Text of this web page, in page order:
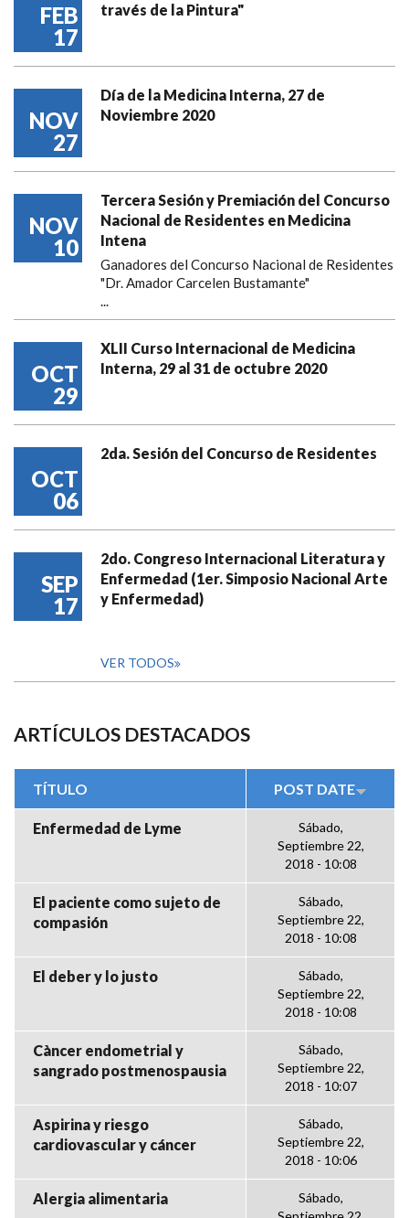
FEB
17
través de la Pintura"
NOV
27
Día de la Medicina Interna, 27 de
Noviembre 2020
NOV
10
Tercera Sesión y Premiación del Concurso
Nacional de Residentes en Medicina
Intena
Ganadores del Concurso Nacional de Residentes
"Dr. Amador Carcelen Bustamante"
...
OCT
29
XLII Curso Internacional de Medicina
Interna, 29 al 31 de octubre 2020
OCT
06
2da. Sesión del Concurso de Residentes
SEP
17
2do. Congreso Internacional Literatura y
Enfermedad (1er. Simposio Nacional Arte
y Enfermedad)
VER TODOS
ARTÍCULOS DESTACADOS
TÍTULO POST DATE
Enfermedad de Lyme
Sábado,
Septiembre 22,
2018 - 10:08
El paciente como sujeto de
compasión
Sábado,
Septiembre 22,
2018 - 10:08
El deber y lo justo
Sábado,
Septiembre 22,
2018 - 10:08
Càncer endometrial y
sangrado postmenospausia
Sábado,
Septiembre 22,
2018 - 10:07
Aspirina y riesgo
cardiovascular y cáncer
Sábado,
Septiembre 22,
2018 - 10:06
Alergia alimentaria
Sábado,